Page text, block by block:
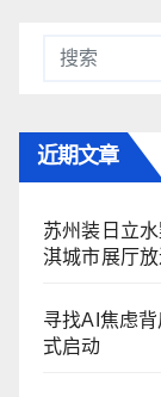
近期文章
苏州装日立
淇城市展厅
寻找AI焦虑
式启动